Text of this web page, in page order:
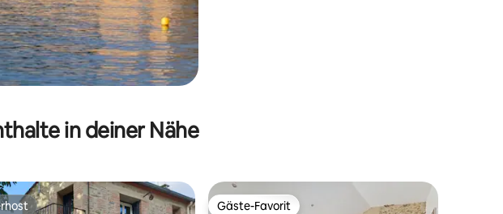
in deiner Nähe
Gäste-Favorit